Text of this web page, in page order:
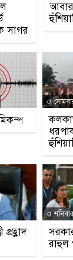
সাগর
রাহুল